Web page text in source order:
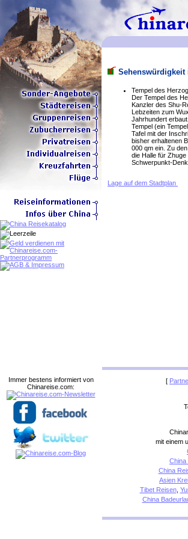
Sehenswürdigkeit
Tempel des
Der Tempel des
Kanzler des Shu-
Lebzeiten zum
Jahrhundert
Tempel (ein
Tafel mit der
bisher erhaltenen
000 qm ein. Zu
die Halle für
Schwerpunkt-
Lage auf dem Stadtplan
[
mit einem
China
China
Asien
Tibet Reisen,
China
Immer bestens informiert von
Chinareise.com: